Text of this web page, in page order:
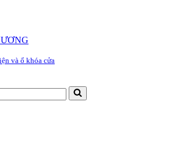
và ổ khóa cửa